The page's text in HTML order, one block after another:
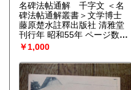
180電波科学 1979年12月
号 スッカリわかるノンカッ
トオフパワーアンプ/他
名碑法帖通解 千字文 ＜名
碑法帖通解叢書＞文学博士
藤原楚水註釋出版社 清雅堂
刊行年 昭和55年 ページ数
63p サイズ 22cm
￥1,000